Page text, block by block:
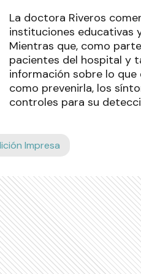
La doctora Riveros
instituciones educativas
Mientras que, como
pacientes del hospital y
información sobre lo
como prevenirla, los
controles para su
Impresa